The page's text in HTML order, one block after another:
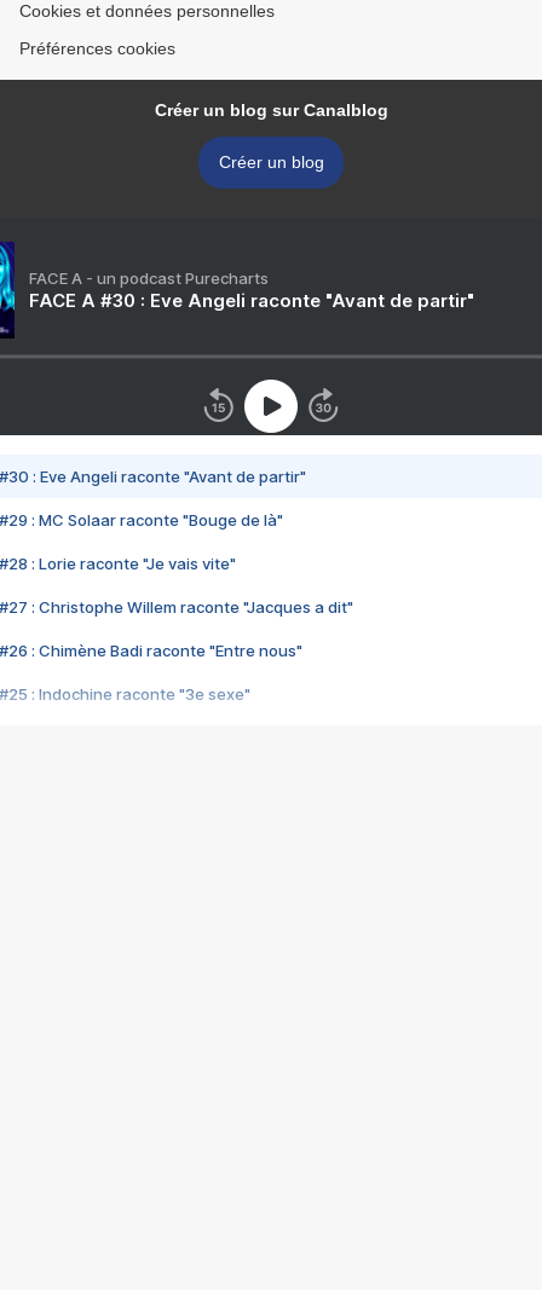
Cookies et données personnelles
Préférences cookies
Créer un blog sur Canalblog
Créer un blog
FACE A - un podcast Purecharts
FACE A #30 : Eve Angeli raconte "Avant de partir"
#30 : Eve Angeli raconte "Avant de partir"
#29 : MC Solaar raconte "Bouge de là"
#28 : Lorie raconte "Je vais vite"
#27 : Christophe Willem raconte "Jacques a dit"
#26 : Chimène Badi raconte "Entre nous"
#25 : Indochine raconte "3e sexe"